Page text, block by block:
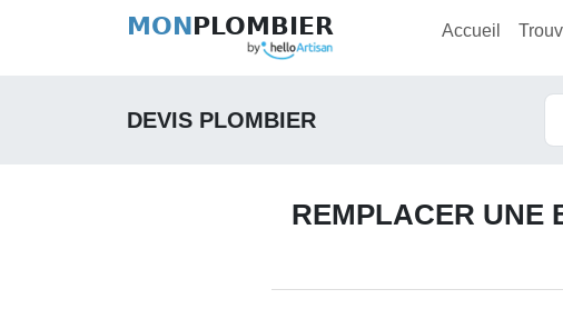
MONPLOMBIER Accueil
DEVIS PLOMBIER
REMPLACER UNE